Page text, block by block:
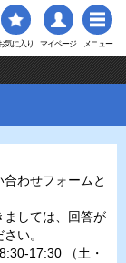
気に入り マイページ メニュー
わせフォームと
しては、回答が
い。
17:30 （土・